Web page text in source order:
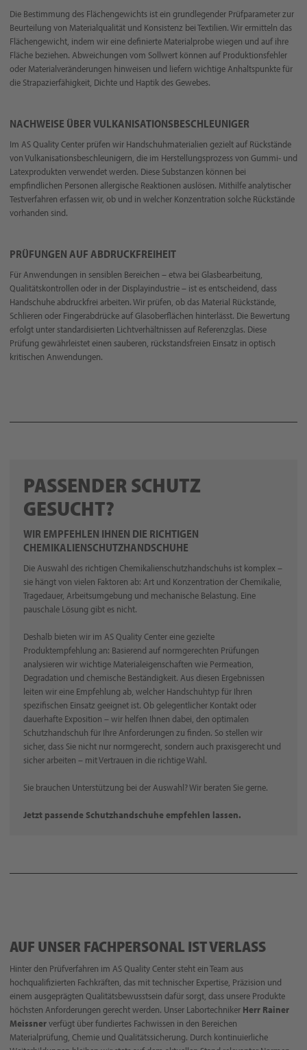
Die Bestimmung des Flächengewichts ist ein grundlegender Prüfparameter zur
Beurteilung von Materialqualität und Konsistenz bei Textilien. Wir ermitteln das
Flächengewicht, indem wir eine definierte Materialprobe wiegen und auf ihre
Fläche beziehen. Abweichungen vom Sollwert können auf Produktionsfehler
oder Materialveränderungen hinweisen und liefern wichtige Anhaltspunkte für
die Strapazierfähigkeit, Dichte und Haptik des Gewebes.
NACHWEISE ÜBER VULKANISATIONSBESCHLEUNIGER
Im AS Quality Center prüfen wir Handschuhmaterialien gezielt auf Rückstände
von Vulkanisationsbeschleunigern, die im Herstellungsprozess von Gummi- und
Latexprodukten verwendet werden. Diese Substanzen können bei
empfindlichen Personen allergische Reaktionen auslösen. Mithilfe analytischer
Testverfahren erfassen wir, ob und in welcher Konzentration solche Rückstände
vorhanden sind.
PRÜFUNGEN AUF ABDRUCKFREIHEIT
Für Anwendungen in sensiblen Bereichen – etwa bei Glasbearbeitung,
Qualitätskontrollen oder in der Displayindustrie – ist es entscheidend, dass
Handschuhe abdruckfrei arbeiten. Wir prüfen, ob das Material Rückstände,
Schlieren oder Fingerabdrücke auf Glasoberflächen hinterlässt. Die Bewertung
erfolgt unter standardisierten Lichtverhältnissen auf Referenzglas. Diese
Prüfung gewährleistet einen sauberen, rückstandsfreien Einsatz in optisch
kritischen Anwendungen.
PASSENDER SCHUTZ
GESUCHT?
WIR EMPFEHLEN IHNEN DIE RICHTIGEN
CHEMIKALIENSCHUTZHANDSCHUHE
Die Auswahl des richtigen Chemikalienschutzhandschuhs ist komplex –
sie hängt von vielen Faktoren ab: Art und Konzentration der Chemikalie,
Tragedauer, Arbeitsumgebung und mechanische Belastung. Eine
pauschale Lösung gibt es nicht.
Deshalb bieten wir im AS Quality Center eine gezielte
Produktempfehlung an: Basierend auf normgerechten Prüfungen
analysieren wir wichtige Materialeigenschaften wie Permeation,
Degradation und chemische Beständigkeit. Aus diesen Ergebnissen
leiten wir eine Empfehlung ab, welcher Handschuhtyp für Ihren
spezifischen Einsatz geeignet ist. Ob gelegentlicher Kontakt oder
dauerhafte Exposition – wir helfen Ihnen dabei, den optimalen
Schutzhandschuh für Ihre Anforderungen zu finden. So stellen wir
sicher, dass Sie nicht nur normgerecht, sondern auch praxisgerecht und
sicher arbeiten – mit Vertrauen in die richtige Wahl.
Sie brauchen Unterstützung bei der Auswahl? Wir beraten Sie gerne.
Jetzt passende Schutzhandschuhe empfehlen lassen.
AUF UNSER FACHPERSONAL IST VERLASS
Hinter den Prüfverfahren im AS Quality Center steht ein Team aus
hochqualifizierten Fachkräften, das mit technischer Expertise, Präzision und
einem ausgeprägten Qualitätsbewusstsein dafür sorgt, dass unsere Produkte
höchsten Anforderungen gerecht werden. Unser Labortechniker Herr Rainer
Meissnerverfügt über fundiertes Fachwissen in den Bereichen
Materialprüfung, Chemie und Qualitätssicherung. Durch kontinuierliche